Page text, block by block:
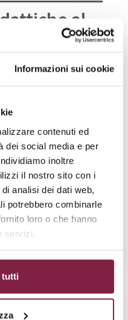
Informazioni sui cookie
contenuti ed
dei social media e per
inoltre
il nostro sito con i
analisi dei dati web,
potrebbero combinarle
loro o che hanno
servizi.
tutti
al
– Pegaso
Perfezionamento in Le
in Tecnologie
offerto da Pegaso
biennale
e 120 CFU. Il
online, garantendo
…Leggi tutto
–